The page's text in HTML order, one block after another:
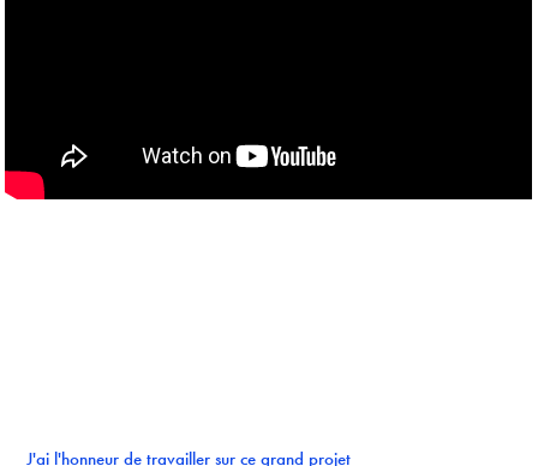
J'ai l'honneur de travailler sur ce grand projet